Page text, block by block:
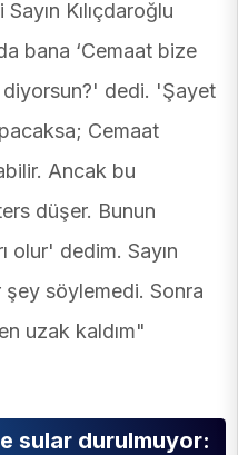
Kılıçdaroğlu
bana ‘Cemaat bize
diyorsun?' dedi. 'Şayet
Cemaat
Ancak bu
düşer. Bunun
olur' dedim. Sayın
şey söylemedi. Sonra
uzak kaldım"
sular durulmuyor: